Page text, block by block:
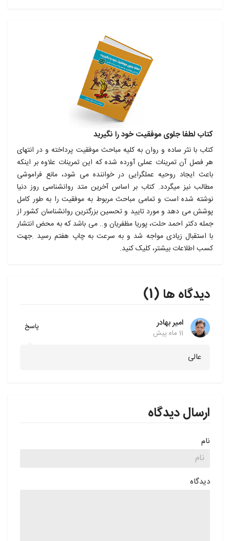
کتاب لطفا جلوی موفقیت خود را نگیرید
کتاب با نثر ساده و روان به کلیه مباحث موفقیت پرداخته و در انتهای
هر فصل آن تمرینات عملی آورده شده که این تمرینات علاوه بر اینکه
باعث ایجاد روحیه عملگرایی در خواننده می شود، مانع فراموشی
مطالب نیز میگردد. کتاب بر اساس آخرین متد روانشناسی روز دنیا
نوشته شده است و تمامی مباحث مربوط به موفقیت را به طور کامل
پوشش می دهد و مورد تایید و تحسین بزرگترین روانشناسان کشور از
جمله دکتر احمد حلت، پوریا مظفریان و.. می باشد که به محض انتشار
با استقبال زیادی مواجه شد و به سرعت به چاپ هفتم رسید .جهت
کسب اطلاعات بیشتر، کلیک کنید.
دیدگاه ها (1)
امیر بهادر
11 ماه پیش
پاسخ
عالی
ارسال دیدگاه
نام
دیدگاه